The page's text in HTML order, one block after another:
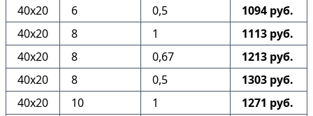
40х20
6 0,5
1094 руб.
40х20
8 1
1113 руб.
40х20
8 0,67
1213 руб.
40х20
8 0,5
1303 руб.
40х20
10 1
1271 руб.